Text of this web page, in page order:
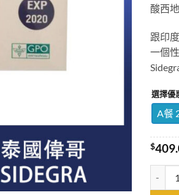
酸西
跟印
一個
選擇優
A餐
$